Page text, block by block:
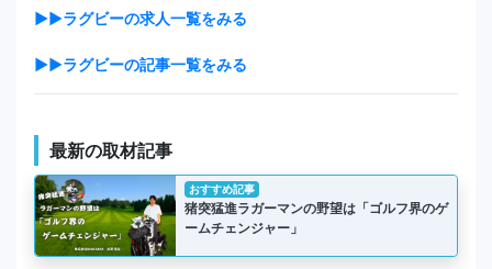
▶▶ラグビーの求人一覧をみる
▶▶ラグビーの記事一覧をみる
最新の取材記事
おすすめ記事
猪突猛進ラガーマンの野望は「ゴルフ界のゲ
ームチェンジャー」